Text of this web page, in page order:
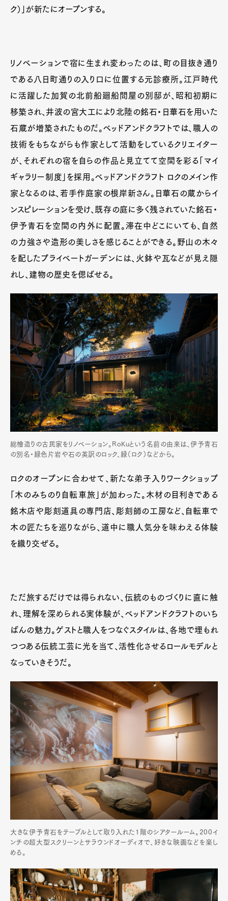
ク）」が新たにオープンする。
リノベーションで宿に生まれ変わったのは、町の目抜き通り
である八日町通りの入り口に位置する元診療所。江戸時代
に活躍した加賀の北前船廻船問屋の別邸が、昭和初期に
移築され、井波の宮大工により北陸の銘石・日華石を用いた
石蔵が増築されたものだ。ベッドアンドクラフトでは、職人の
技術をもちながらも作家として活動をしているクリエイター
が、それぞれの宿を自らの作品と見立てて空間を彩る「マイ
ギャラリー制度」を採用。ベッドアンドクラフト ロクのメイン作
家となるのは、若手作庭家の根岸新さん。日華石の蔵からイ
ンスピレーションを受け、既存の庭に多く残されていた銘石・
伊予青石を空間の内外に配置。滞在中どこにいても、自然
の力強さや造形の美しさを感じることができる。野山の木々
を配したプライベートガーデンには、火鉢や瓦などが見え隠
れし、建物の歴史を偲ばせる。
総檜造りの古民家をリノベーション。RoKuという名前の由来は、伊予青石
の別名・緑色片岩や石の英訳のロック、緑（ロク）などから。
ロクのオープンに合わせて、新たな弟子入りワークショップ
「木のみちのり自転車旅」が加わった。木材の目利きである
銘木店や彫刻道具の専門店、彫刻師の工房など、自転車で
木の匠たちを巡りながら、道中に職人気分を味わえる体験
を織り交ぜる。
ただ旅するだけでは得られない、伝統のものづくりに直に触
れ、理解を深められる実体験が、ベッドアンドクラフトのいち
ばんの魅力。ゲストと職人をつなぐスタイルは、各地で埋もれ
つつある伝統工芸に光を当て、活性化させるロールモデルと
なっていきそうだ。
大きな伊予青石をテーブルとして取り入れた1階のシアタールーム。200イ
ンチの超大型スクリーンとサラウンドオーディオで、好きな映画などを楽し
める。